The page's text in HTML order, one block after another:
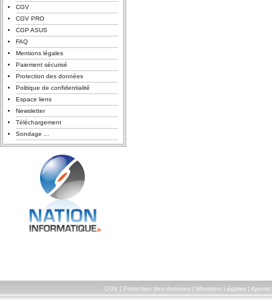
CGV
CGV PRO
CGP ASUS
FAQ
Mentions légales
Paiement sécurisé
Protection des données
Politique de confidentialité
Espace liens
Newsletter
Téléchargement
Sondage ...
CGV Protection des données| Mentions Légales| Ajouter